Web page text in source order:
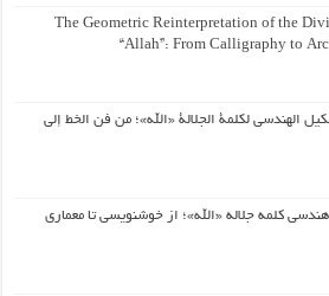
The Geometric Reinterpretation of the
“Allah”: From Calligraphy to
الهندسي لكلمة الجلالة «الله»؛ من فن الخط إلى
هندسی کلمه جلاله «الله»؛ از خوشنویسی تا معماری